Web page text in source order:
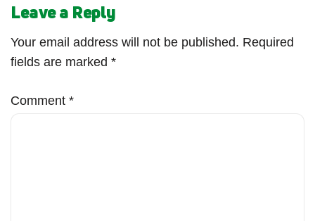
Leave a Reply
Your email address will not be published. Required
fields are marked *
Comment *